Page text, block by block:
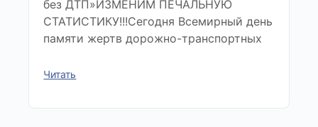
без ДТП»ИЗМЕНИМ ПЕЧАЛЬНУЮ
СТАТИСТИКУ!!!Сегодня Всемирный день
памяти жертв дорожно-транспортных
Читать